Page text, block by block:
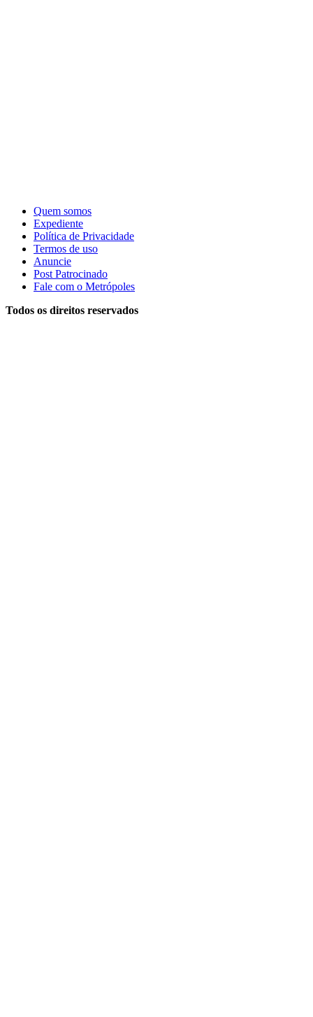
Quem somos
Expediente
Política de Privacidade
Termos de uso
Anuncie
Post Patrocinado
Fale com o Metrópoles
Todos os direitos reservados